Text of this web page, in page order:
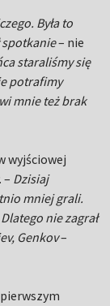
Była to
spotkanie– nie
staraliśmy się
potrafimy
mnie też brak
wyjściowej
– Dzisiaj
mniej grali.
nie zagrał
Genkov–